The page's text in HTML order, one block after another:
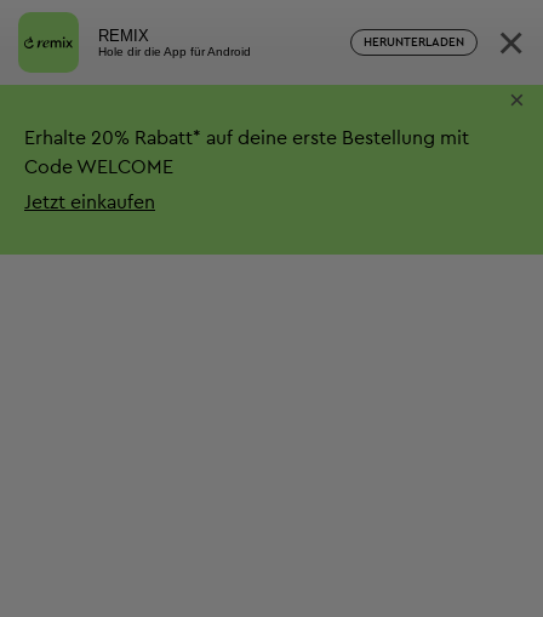
REMIX
Hole dir die App für Android
HERUNTERLADEN ×
Erhalte 20% Rabatt* auf deine erste Bestellung mit
Code WELCOME
Jetzt einkaufen
×